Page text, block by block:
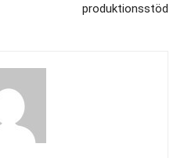
produktionsstöd